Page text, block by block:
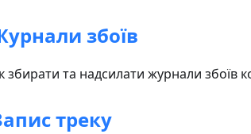
збоїв
збирати та надсилати журнали збоїв
треку